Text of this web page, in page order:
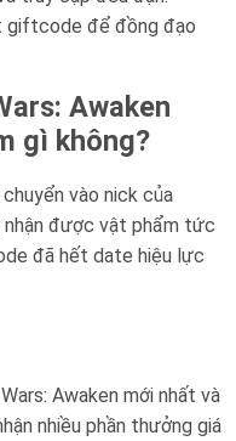
giftcode để đồng đạo
Awaken
gì không?
vào nick của
được vật phẩm tức
đã hết date hiệu lực
Awaken mới nhất và
nhiều phần thưởng giá